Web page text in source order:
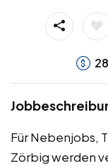
28
Für Nebenjobs,
Zörbig werden